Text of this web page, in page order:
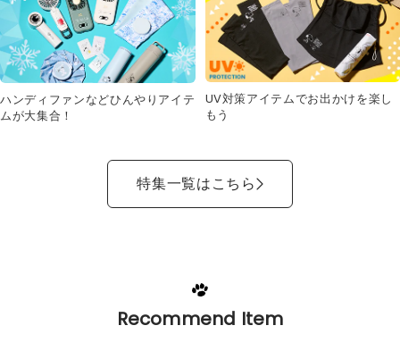
ハンディファンなどひんやりアイテ
ムが大集合！
UV対策アイテムでお出かけを楽し
もう
特集一覧はこちら
Recommend Item